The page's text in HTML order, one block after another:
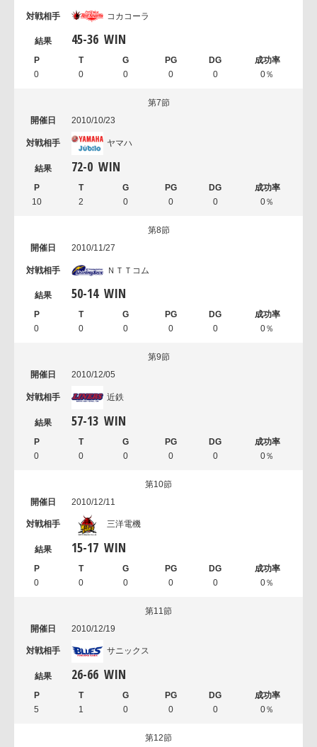
コカコーラ
45-36 WIN
0 0 0 0 0 0％
第7節
2010/10/23
ヤマハ
72-0 WIN
10 2 0 0 0 0％
第8節
2010/11/27
ＮＴＴコム
50-14 WIN
0 0 0 0 0 0％
第9節
2010/12/05
近鉄
57-13 WIN
0 0 0 0 0 0％
第10節
2010/12/11
三洋電機
15-17 WIN
0 0 0 0 0 0％
第11節
2010/12/19
サニックス
26-66 WIN
5 1 0 0 0 0％
第12節